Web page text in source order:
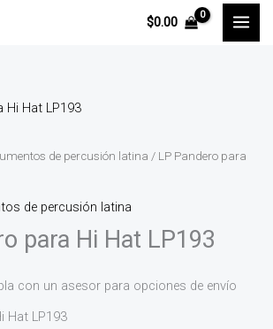
$0.00
de percusión latina / LP Pandero para
de percusión latina
para Hi Hat LP193
con un asesor para opciones de envío
Hat LP193